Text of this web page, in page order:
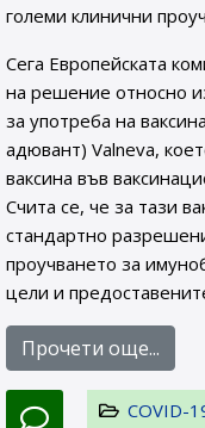
големи клинични
Сега Европейската
на решение относно
за употреба на
адювант) Valneva,
ваксина във
Счита се, че за тази
стандартно
проучването за
цели и
Прочети още...
COVID-